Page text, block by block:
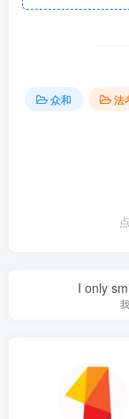
众和 法
I only